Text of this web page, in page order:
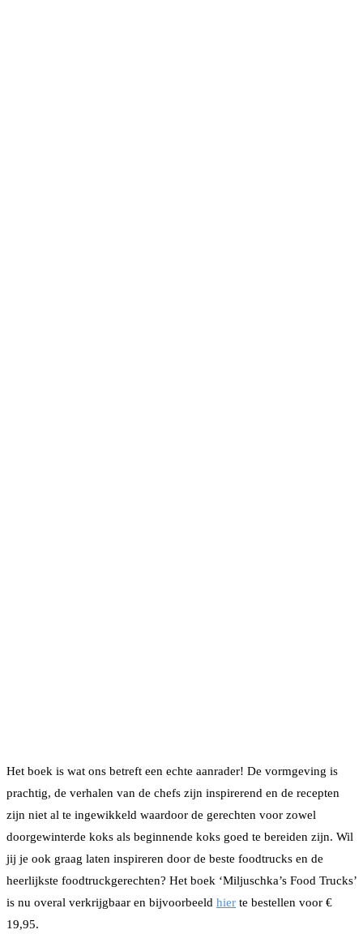
Het boek is wat ons betreft een echte aanrader! De vormgeving is
prachtig, de verhalen van de chefs zijn inspirerend en de recepten
zijn niet al te ingewikkeld waardoor de gerechten voor zowel
doorgewinterde koks als beginnende koks goed te bereiden zijn. Wil
jij je ook graag laten inspireren door de beste foodtrucks en de
heerlijkste foodtruckgerechten? Het boek ‘Miljuschka’s Food Trucks’
is nu overal verkrijgbaar en bijvoorbeeld hier te bestellen voor €
19,95.